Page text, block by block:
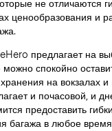
не отличаются
ценообразования и
предлагает на
можно спокойно
на вокзалах и
и почасовой, и
предоставить
багажа в любое